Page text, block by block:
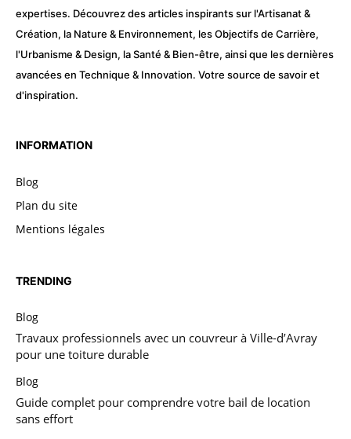
expertises. Découvrez des articles inspirants sur l'Artisanat &
Création, la Nature & Environnement, les Objectifs de Carrière,
l'Urbanisme & Design, la Santé & Bien-être, ainsi que les dernières
avancées en Technique & Innovation. Votre source de savoir et
d'inspiration.
INFORMATION
Blog
Plan du site
Mentions légales
TRENDING
Blog
Travaux professionnels avec un couvreur à Ville-d’Avray
pour une toiture durable
Blog
Guide complet pour comprendre votre bail de location
sans effort